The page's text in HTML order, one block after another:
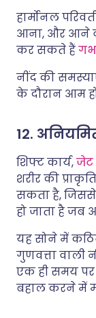
हार्मोनल
आना, और आने
कर सकते हैं
नींद की
के दौरान आम
12.
शिफ्ट कार्य,
शरीर की
सकता है,
हो जाता है जब
यह सोने में
गुणवत्ता वाली
एक ही समय
बहाल करने में